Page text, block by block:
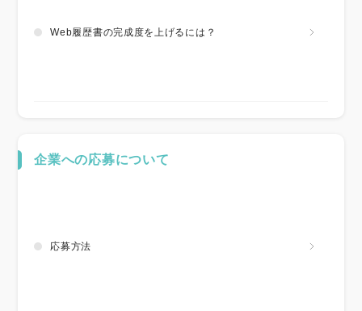
Web履歴書の完成度を上げるには？
企業への応募について
応募方法